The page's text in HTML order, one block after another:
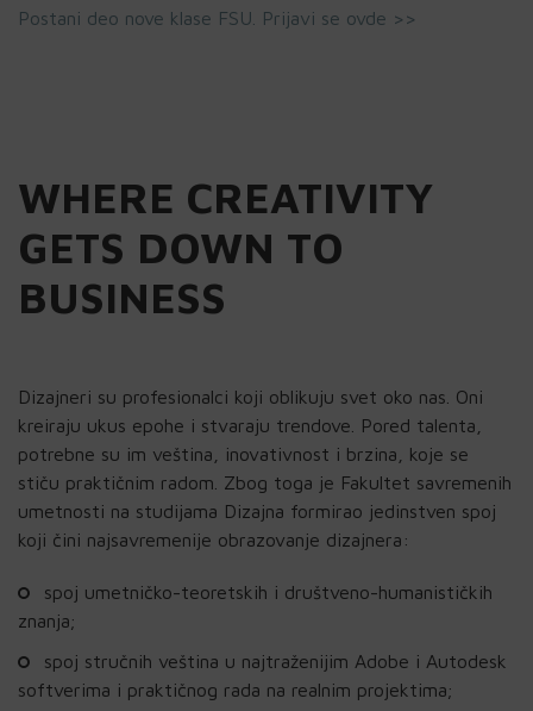
Postani deo nove klase FSU. Prijavi se ovde >>
WHERE CREATIVITY
GETS DOWN TO
BUSINESS
Dizajneri su profesionalci koji oblikuju svet oko nas. Oni
kreiraju ukus epohe i stvaraju trendove. Pored talenta,
potrebne su im veština, inovativnost i brzina, koje se
stiču praktičnim radom. Zbog toga je Fakultet savremenih
umetnosti na studijama Dizajna formirao jedinstven spoj
koji čini najsavremenije obrazovanje dizajnera:
spoj umetničko-teoretskih i društveno-humanističkih
znanja;
spoj stručnih veština u najtraženijim Adobe i Autodesk
softverima i praktičnog rada na realnim projektima;